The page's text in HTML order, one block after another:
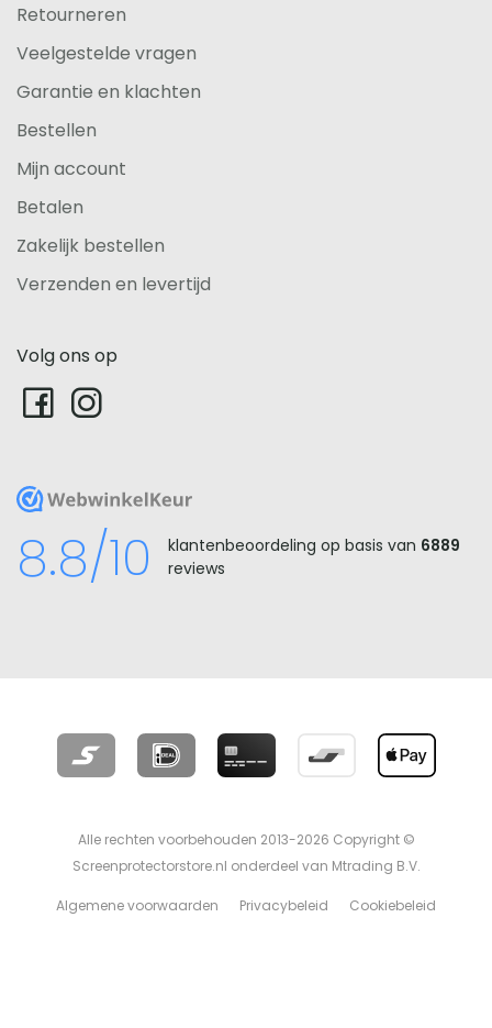
Retourneren
Veelgestelde vragen
Garantie en klachten
Bestellen
Mijn account
Betalen
Zakelijk bestellen
Verzenden en levertijd
Volg ons op
WebwinkelKeur
8.8/10 klantenbeoordeling op basis van 6889
reviews
Alle rechten voorbehouden 2013-2026 Copyright ©
Screenprotectorstore.nl onderdeel van Mtrading B.V.
Algemene voorwaarden Privacybeleid Cookiebeleid